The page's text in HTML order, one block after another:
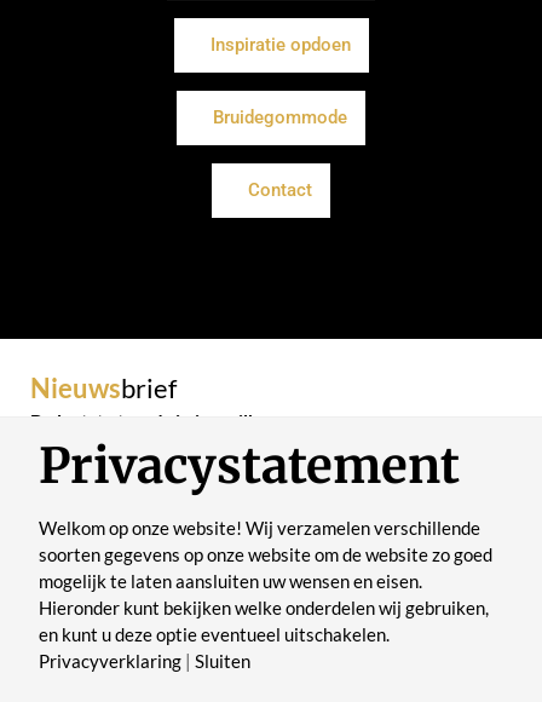
Inspiratie opdoen
Bruidegommode
Contact
Nieuwsbrief
De laatste trends in je mailbox
Verstuur
Privacystatement
Welkom op onze website! Wij verzamelen verschillende
soorten gegevens op onze website om de website zo goed
mogelijk te laten aansluiten uw wensen en eisen.
Hieronder kunt bekijken welke onderdelen wij gebruiken,
en kunt u deze optie eventueel uitschakelen.
Privacyverklaring
Sluiten